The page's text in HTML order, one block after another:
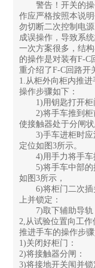
警告！开关的
作应严格按照本说
勿切断二次控制电
成误操作，导致系
一次方案很多，结
的操作是对装有F-C
重介绍了F-C回路开
1.从柜外向柜内推进
操作步骤如下：
1)用钥匙打开柜
2)将手车推到
使接触器处于分闸状
3)手车进柜时
定位如图3所示。
4)用手力将手车
5)将手车中部的
如图3所示，
6)将柜门二次
上并锁定：
7)取下辅助导轨
2,从试验位置向工
推进手车的操作步骤
1)关闭好柜门：
2)将接触器分闸：
3)将接地开关闱并锁